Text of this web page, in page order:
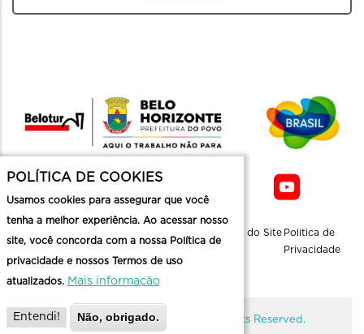
Mapa do Site Politica de
Privacidade
@ Copyright Belotur 2026. All Rights Reserved.
POLÍTICA DE COOKIES
Usamos cookies para assegurar que você
tenha a melhor experiência. Ao acessar nosso
site, você concorda com a nossa Política de
privacidade e nossos Termos de uso
atualizados. Mais informação
Entendi! Não, obrigado.